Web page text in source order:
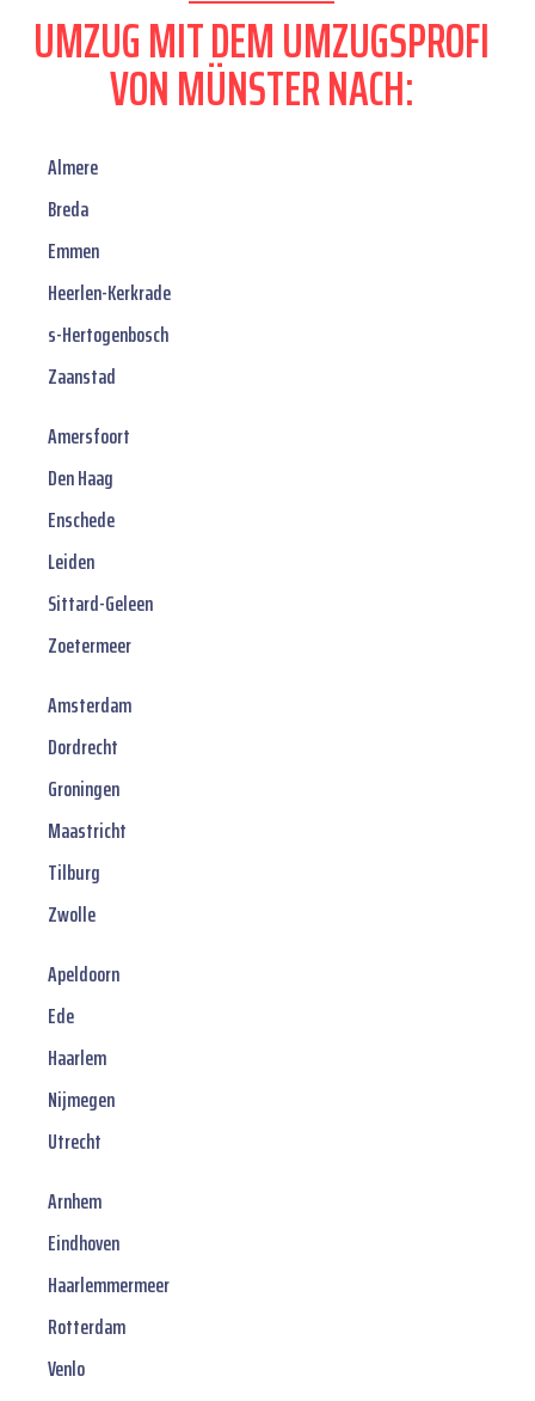
UMZUG MIT DEM UMZUGSPROFI
VON MÜNSTER NACH:
Almere
Breda
Emmen
Heerlen-Kerkrade
s-Hertogenbosch
Zaanstad
Amersfoort
Den Haag
Enschede
Leiden
Sittard-Geleen
Zoetermeer
Amsterdam
Dordrecht
Groningen
Maastricht
Tilburg
Zwolle
Apeldoorn
Ede
Haarlem
Nijmegen
Utrecht
Arnhem
Eindhoven
Haarlemmermeer
Rotterdam
Venlo